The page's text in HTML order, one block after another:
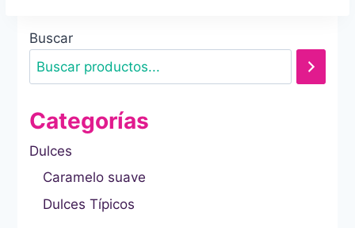
Buscar
Categorías
Dulces
Caramelo suave
Dulces Típicos